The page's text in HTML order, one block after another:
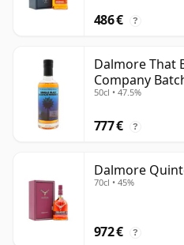
486 € ?
Dalmore That
Company
50cl • 47.5%
777 € ?
Dalmore
70cl • 45%
972 € ?